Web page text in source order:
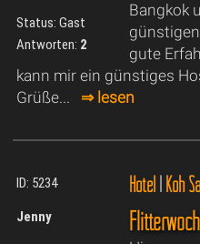
Status: Gast
Antworten: 2
Bangkok
gute
kann mir ein günstiges
Grüße... ⇒ lesen
ID: 5234 Hotel|Koh
Jenny